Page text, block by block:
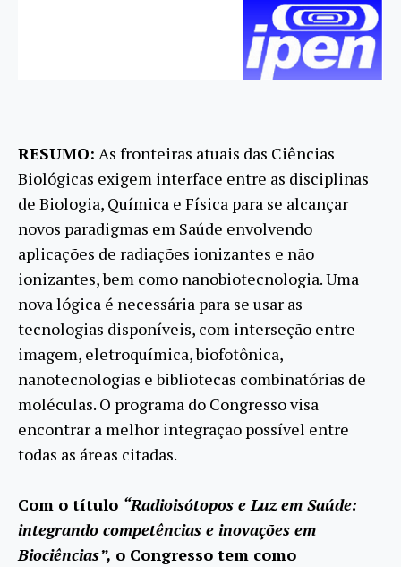
RESUMO: As fronteiras atuais das Ciências
Biológicas exigem interface entre as disciplinas
de Biologia, Química e Física para se alcançar
novos paradigmas em Saúde envolvendo
aplicações de radiações ionizantes e não
ionizantes, bem como nanobiotecnologia. Uma
nova lógica é necessária para se usar as
tecnologias disponíveis, com interseção entre
imagem, eletroquímica, biofotônica,
nanotecnologias e bibliotecas combinatórias de
moléculas. O programa do Congresso visa
encontrar a melhor integração possível entre
todas as áreas citadas.
Com o título “Radioisótopos e Luz em Saúde:
integrando competências e inovações em
Biociências”, o Congresso tem como